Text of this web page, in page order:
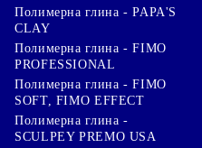
Полимерна глина - PAPA'S
CLAY
Полимерна глина - FIMO
PROFESSIONAL
Полимерна глина - FIMO
SOFT, FIMO EFFECT
Полимерна глина -
SCULPEY PREMO USA